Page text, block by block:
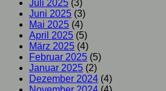
Juli 2025 (3)
Juni 2025 (3)
Mai 2025 (4)
April 2025 (5)
März 2025 (4)
Februar 2025 (5)
Januar 2025 (2)
Dezember 2024 (4)